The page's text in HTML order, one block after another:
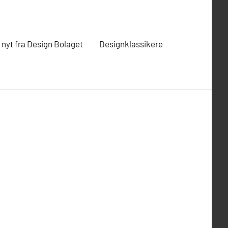
nyt fra Design Bolaget Designklassikere